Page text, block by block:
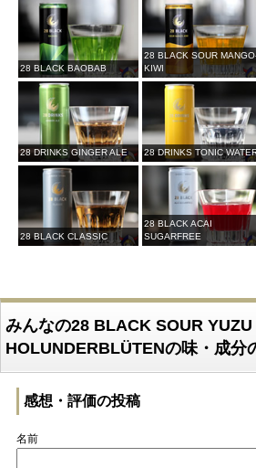
28 BLACK BAOBAB
28 BLACK SOUR
KIWI
28 DRINKS GINGER ALE 28 DRINKS TONIC
28 BLACK CLASSIC
28 BLACK ACAI
SUGARFREE
みんなの28 BLACK SOUR YUZU
HOLUNDERBLÜTENの味・成分
感想・評価の投稿
名前